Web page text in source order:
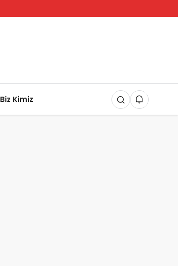
Biz Kimiz